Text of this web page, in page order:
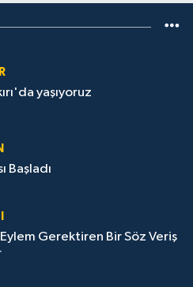
yaşıyoruz
Başladı
Gerektiren Bir Söz Veriş